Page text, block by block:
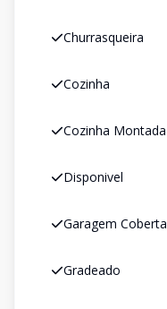
Churrasqueira
Cozinha
Cozinha Montada
Disponivel
Garagem Coberta
Gradeado